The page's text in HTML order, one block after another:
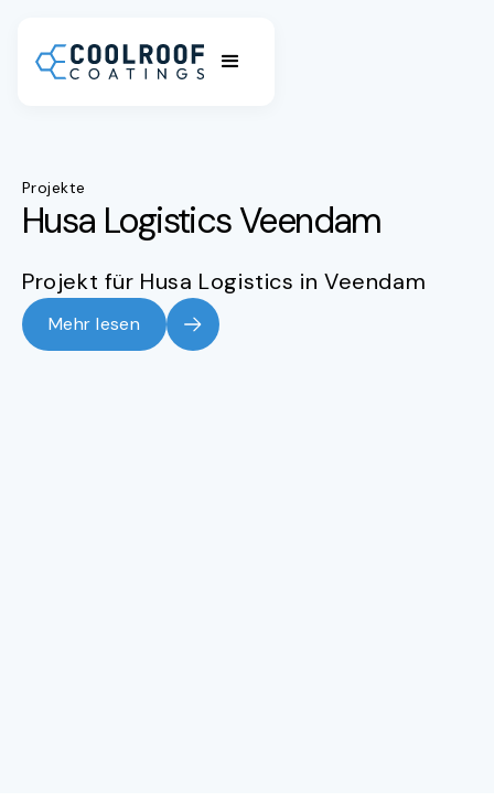
Projekte
Husa Logistics Veendam
Projekt für Husa Logistics in Veendam
Mehr lesen